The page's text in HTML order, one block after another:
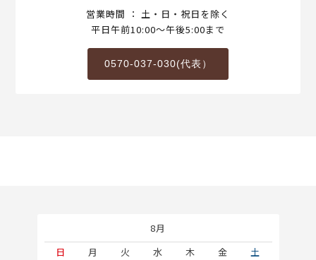
営業時間 ： 土・日・祝日を除く
平日午前10:00～午後5:00まで
0570-037-030(代表）
8月
日
月 火 水 木 金
土